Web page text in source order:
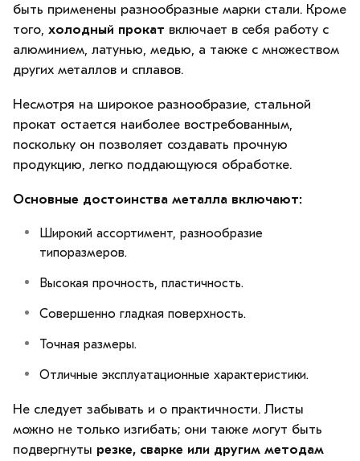
быть применены разнообразные марки стали. Кроме
того, холодный прокат включает в себя работу с
алюминием, латунью, медью, а также с множеством
других металлов и сплавов.
Несмотря на широкое разнообразие, стальной
прокат остается наиболее востребованным,
поскольку он позволяет создавать прочную
продукцию, легко поддающуюся обработке.
Основные достоинства металла включают:
Широкий ассортимент, разнообразие
типоразмеров.
Высокая прочность, пластичность.
Совершенно гладкая поверхность.
Точная размеры.
Отличные эксплуатационные характеристики.
Не следует забывать и о практичности. Листы
можно не только изгибать; они также могут быть
подвергнуты резке, сварке или другим методам